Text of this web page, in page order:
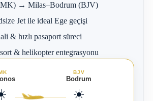
→ Milas–Bodrum (BJV)
Jet ile ideal Ege geçişi
& hızlı pasaport süreci
& helikopter entegrasyonu
BJV
Bodrum
☀️